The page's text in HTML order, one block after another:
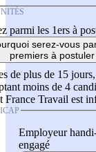
parmi les 1ers à
serez-vous
premiers à
de plus de 15 jours,
moins de 4
France Travail est
Employeur
engagé